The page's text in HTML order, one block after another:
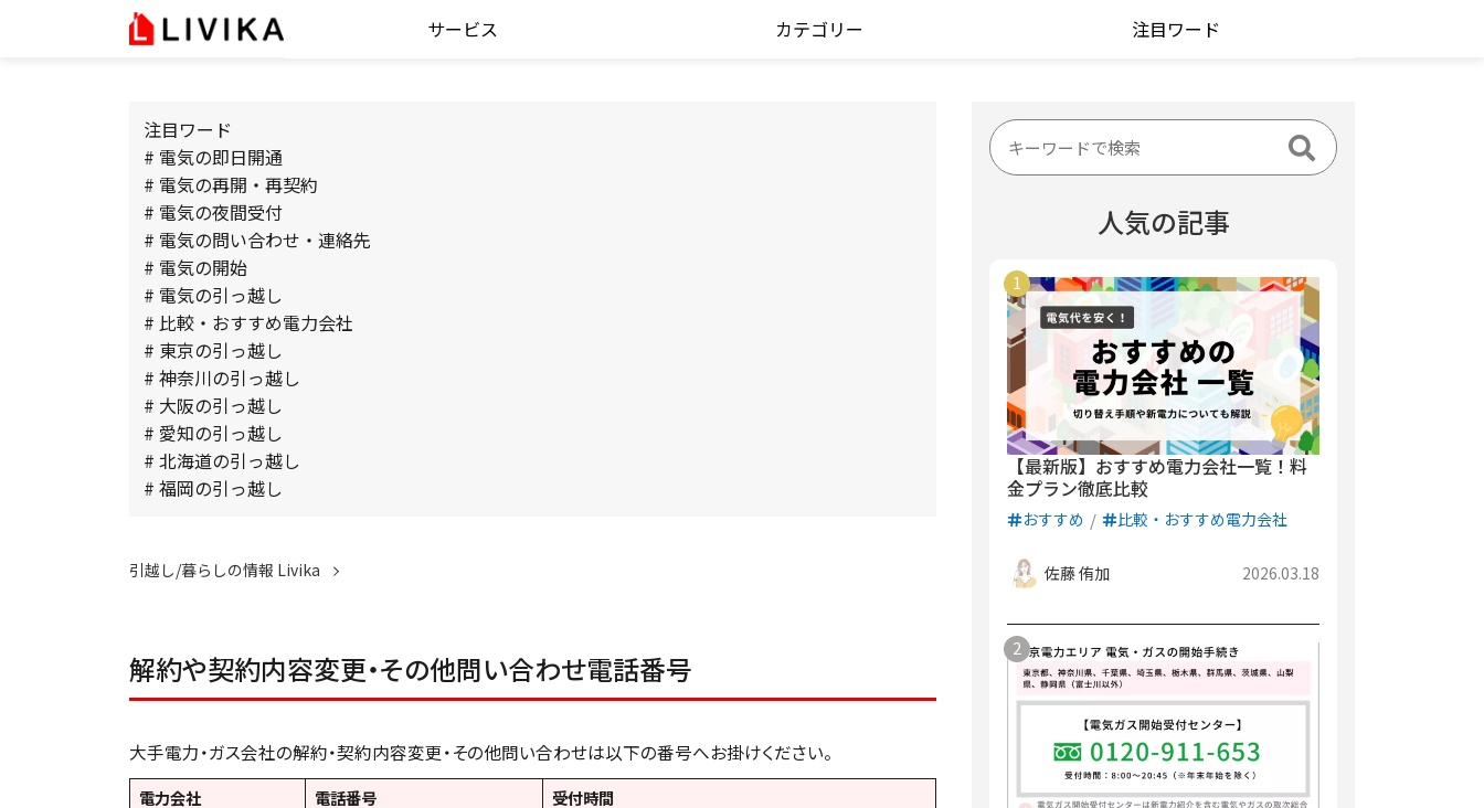
サービス カテゴリー 注目ワード
注目ワード
# 電気の即日開通
# 電気の再開・再契約
# 電気の夜間受付
# 電気の問い合わせ・連絡先
# 電気の開始
# 電気の引っ越し
# 比較・おすすめ電力会社
# 東京の引っ越し
# 神奈川の引っ越し
# 大阪の引っ越し
# 愛知の引っ越し
# 北海道の引っ越し
# 福岡の引っ越し
引越し/暮らしの情報 Livika
解約や契約内容変更・その他問い合わせ電話番号
大手電力・ガス会社の解約・契約内容変更・その他問い合わせは以下の番号へお掛けください。
電力会社 電話番号 受付時間
人気の記事
【最新版】おすすめ電力会社一覧！料
金プラン徹底比較
おすすめ 比較・おすすめ電力会社
佐藤 侑加 2026.03.18